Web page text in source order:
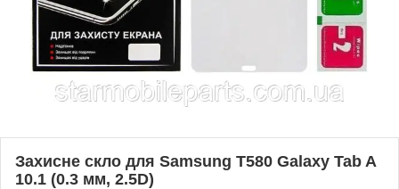
Захисне скло для Samsung T580 Galaxy Tab A
10.1 (0.3 мм, 2.5D)